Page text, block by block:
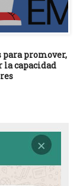
promover,
capacidad